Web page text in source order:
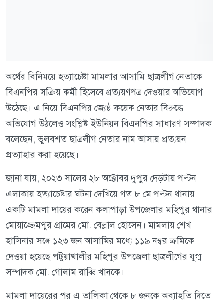
অর্থের বিনিময়ে হত্যাচেষ্টা মামলার আসামি ছাত্রলীগ নেতাকে
বিএনপির সক্রিয় কর্মী হিসেবে প্রত্যয়ণপত্র দেওয়ার অভিযোগ
উঠেছে। এ নিয়ে বিএনপির জ্যেষ্ঠ কয়েক নেতার বিরুদ্ধে
অভিযোগ উঠলেও সংশ্লিষ্ট ইউনিয়ন বিএনপির সাধারণ সম্পাদক
বলেছেন, ভুলবশত ছাত্রলীগ নেতার নাম আসায় প্রত্যয়ন
প্রত্যাহার করা হয়েছে।
জানা যায়, ২০২৩ সালের ২৮ অক্টোবর দুপুর দেড়টায় পল্টন
এলাকায় হত্যাচেষ্টার ঘটনা দেখিয়ে গত ৮ মে পল্টন থানায়
একটি মামলা দায়ের করেন কলাপাড়া উপজেলার মহিপুর থানার
মোয়াজ্জেমপুর গ্রামের মো. বেল্লাল হোসেন। মামলায় শেখ
হাসিনার সঙ্গে ১২৩ জন আসামির মধ্যে ১১৯ নম্বর ক্রমিকে
দেওয়া হয়েছে পটুয়াখালীর মহিপুর উপজেলা ছাত্রলীগের যুগ্ম
সম্পাদক মো. গোলাম রাব্বি খানকে।
মামলা দায়েরের পর এ তালিকা থেকে ৮ জনকে অব্যাহতি দিতে